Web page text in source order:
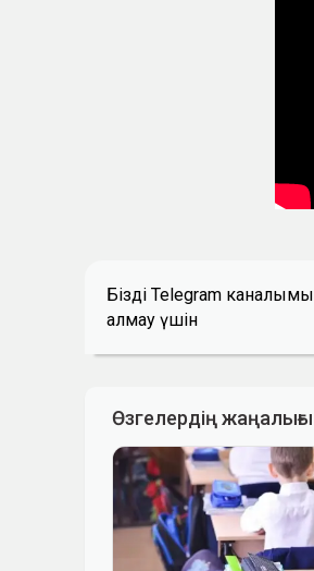
Біздің Telegram
алмау үшін